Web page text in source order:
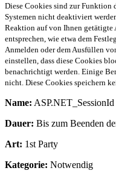
Diese Cookies sind zur Funktion
Systemen nicht deaktiviert
Reaktion auf von Ihnen getätigte
entsprechen, wie etwa dem
Anmelden oder dem Ausfüllen
einstellen, dass diese Cookies
benachrichtigt werden. Einige
nicht. Diese Cookies speichern
Name: ASP.NET_SessionId
Dauer: Bis zum Beenden
Art: 1st Party
Kategorie: Notwendig